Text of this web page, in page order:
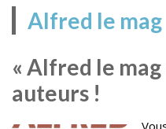
Alfred le mag
« Alfred le
auteurs !